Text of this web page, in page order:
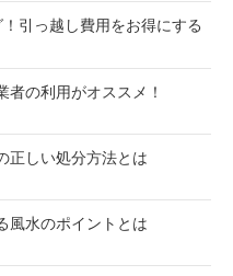
引っ越し費用をお得にする
の利用がオススメ！
正しい処分方法とは
風水のポイントとは